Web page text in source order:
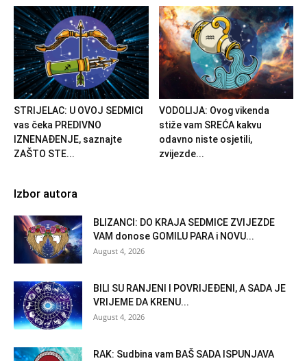
STRIJELAC: U OVOJ SEDMICI
vas čeka PREDIVNO
IZNENAĐENJE, saznajte
ZAŠTO STE...
VODOLIJA: Ovog vikenda
stiže vam SREĆA kakvu
odavno niste osjetili,
zvijezde...
Izbor autora
BLIZANCI: DO KRAJA SEDMICE ZVIJEZDE
VAM donose GOMILU PARA i NOVU...
August 4, 2026
BILI SU RANJENI I POVRIJEĐENI, A SADA JE
VRIJEME DA KRENU...
August 4, 2026
RAK: Sudbina vam BAŠ SADA ISPUNJAVA